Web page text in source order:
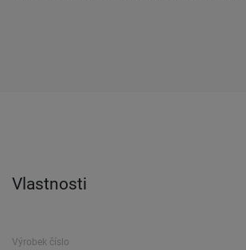
Vlastnosti
Výrobek číslo